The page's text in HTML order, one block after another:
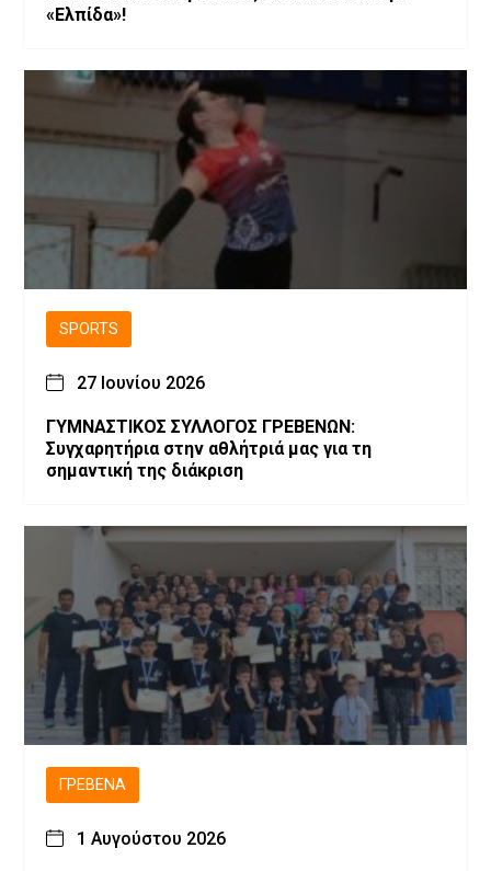
«Ελπίδα»!
SPORTS
27 Ιουνίου 2026
ΓΥΜΝΑΣΤΙΚΟΣ ΣΥΛΛΟΓΟΣ ΓΡΕΒΕΝΩΝ:
Συγχαρητήρια στην αθλήτριά μας για τη
σημαντική της διάκριση
ΓΡΕΒΕΝΆ
1 Αυγούστου 2026